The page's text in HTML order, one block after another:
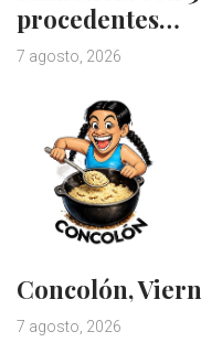
procedentes…
7 agosto, 2026
Concolón,
7 agosto, 2026